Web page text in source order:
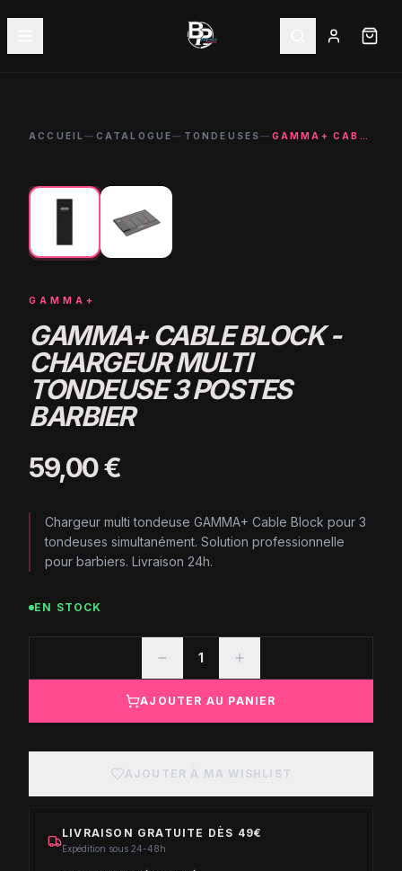
ACCUEIL— CATALOGUE— TONDEUSES— GAMMA+ CABLE BLOCK - CHARGEUR MULTI TONDEUSE 3 POSTES BARBIER
GAMMA+
GAMMA+ CABLE BLOCK -
CHARGEUR MULTI
TONDEUSE 3 POSTES
BARBIER
59,00 €
Chargeur multi tondeuse GAMMA+ Cable Block pour 3
tondeuses simultanément. Solution professionnelle
pour barbiers. Livraison 24h.
EN STOCK
1
AJOUTER AU PANIER
AJOUTER À MA WISHLIST
LIVRAISON GRATUITE DÈS 49€
Expédition sous 24-48h